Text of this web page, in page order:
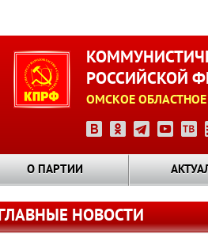
РОССИЙСКОЙ
ОМСКОЕ ОБЛАСТНОЕ
О ПАРТИИ
ГЛАВНЫЕ НОВОСТИ